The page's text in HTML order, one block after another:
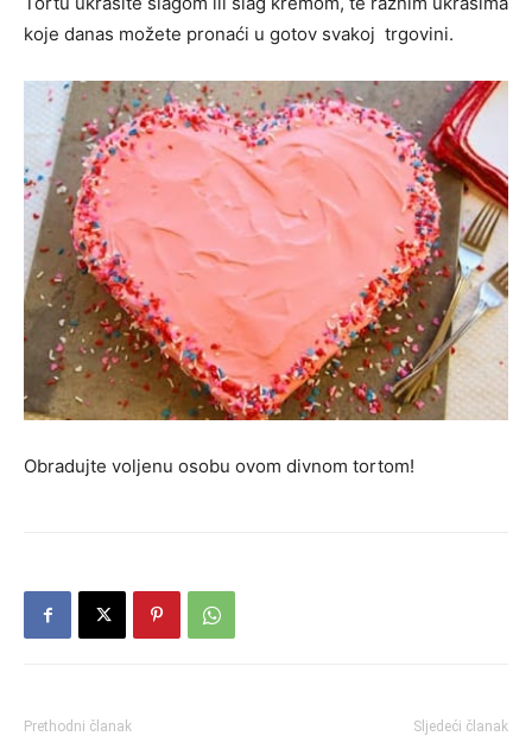
koje danas možete pronaći u gotov svakoj trgovini.
Obradujte voljenu osobu ovom divnom tortom!
Prethodni članak Sljedeći članak